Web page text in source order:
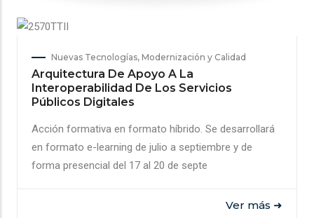
Nuevas Tecnologías, Modernización y Calidad
Arquitectura De Apoyo A La
Interoperabilidad De Los Servicios
Públicos Digitales
Acción formativa en formato híbrido. Se desarrollará
en formato e-learning de julio a septiembre y de
forma presencial del 17 al 20 de septe
Ver más ➜